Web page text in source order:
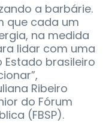
a barbárie.
que cada um
na medida
lidar com uma
brasileiro
Ribeiro
do Fórum
(FBSP).